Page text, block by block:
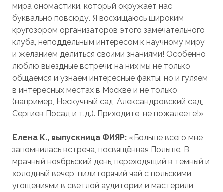
мира ономастики, который окружает нас
буквально повсюду. Я восхищаюсь широким
кругозором организаторов этого замечательного
клуба, неподдельным интересом к научному миру
и желанием делиться своими знаниями! Особенно
люблю выездные встречи: на них мы не только
общаемся и узнаем интересные факты, но и гуляем
в интересных местах в Москве и не только
(например, Нескучный сад, Александровский сад,
Сергиев Посад и т.д.). Приходите, не пожалеете!»
Елена К., выпускница ФИЯР:«Больше всего мне
запомнилась встреча, посвящённая Польше. В
мрачный ноябрьский день, переходящий в темный и
холодный вечер, пили горячий чай с польскими
угощениями в светлой аудитории и мастерили